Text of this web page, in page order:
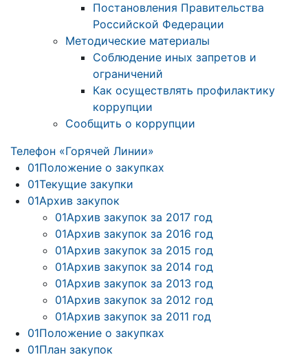
Постановления Правительства
Российской Федерации
Методические материалы
Соблюдение иных запретов и
ограничений
Как осуществлять профилактику
коррупции
Сообщить о коррупции
Телефон «Горячей Линии»
01Положение о закупках
01Текущие закупки
01Архив закупок
01Архив закупок за 2017 год
01Архив закупок за 2016 год
01Архив закупок за 2015 год
01Архив закупок за 2014 год
01Архив закупок за 2013 год
01Архив закупок за 2012 год
01Архив закупок за 2011 год
01Положение о закупках
01План закупок